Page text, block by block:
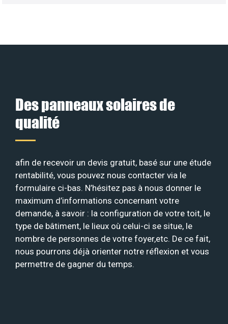
Des panneaux solaires de
qualité
afin de recevoir un devis gratuit, basé sur une étude
rentabilité, vous pouvez nous contacter via le
formulaire ci-bas. N’hésitez pas à nous donner le
maximum d’informations concernant votre
demande, à savoir : la configuration de votre toit, le
type de bâtiment, le lieux où celui-ci se situe, le
nombre de personnes de votre foyer,etc. De ce fait,
nous pourrons déjà orienter notre réflexion et vous
permettre de gagner du temps.